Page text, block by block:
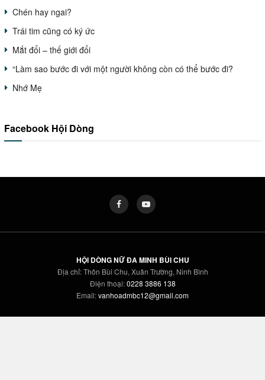
Chén hay ngai?
Trái tim cũng có ký ức
Mắt đổi – thế giới đổi
“Làm sao bước đi với một người không còn có thể bước đi?
Nhớ Mẹ
Facebook Hội Dòng
HỘI DÒNG NỮ ĐA MINH BÙI CHU
Địa chỉ: Thôn Bùi Chu, Xuân Trường, Ninh Bình
Điện thoại:0228 3886 138
Email:vanhoadmbc12@gmail.com